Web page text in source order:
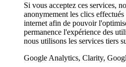
Si vous acceptez ces services,
anonymement les clics
internet afin de pouvoir
permanence l'expérience des
nous utilisons les services tiers
Google Analytics, Clarity,